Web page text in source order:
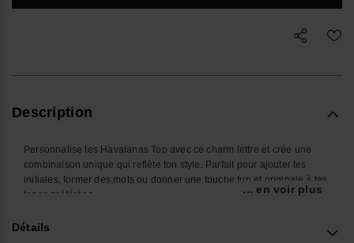
Description
Personnalise tes Havaianas Top avec ce charm lettre et crée une
combinaison unique qui reflète ton style. Parfait pour ajouter tes
initiales, former des mots ou donner une touche fun et originale à tes
tongs préférées.
Avec son design coloré et facile à fixer, cet accessoire transforme tes
... en voir plus
Détails